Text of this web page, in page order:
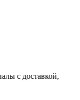
с доставкой,